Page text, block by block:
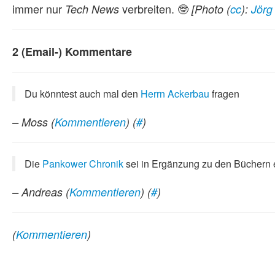
immer nur Tech News verbreiten. 🤓 [Photo (cc):
2 (Email-) Kommentare
Du könntest auch mal den Herrn Ackerbau fragen
– Moss (Kommentieren) (#)
Die Pankower Chroniksei in Ergänzung zu den Büchern
– Andreas (Kommentieren) (#)
(Kommentieren)